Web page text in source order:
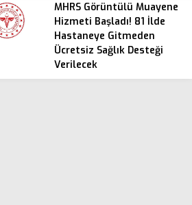
MHRS Görüntülü Muayene
Hizmeti Başladı! 81 İlde
Hastaneye Gitmeden
Ücretsiz Sağlık Desteği
Verilecek